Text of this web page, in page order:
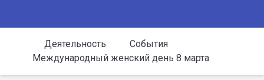
Деятельность
События
Международный женский день 8 марта